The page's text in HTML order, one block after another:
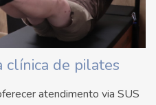
clínica de pilates
atendimento via SUS